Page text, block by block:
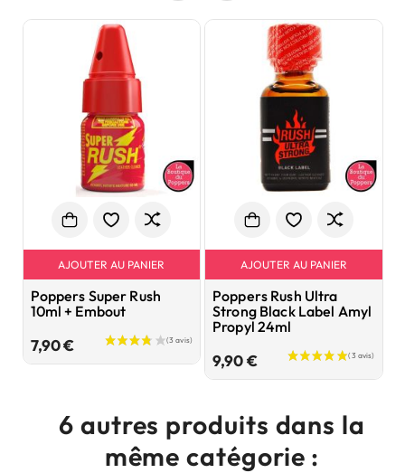
AJOUTER AU PANIER
Poppers Super Rush
10ml + Embout
7,90 €Prix
AJOUTER AU PANIER
Poppers Rush Ultra
Strong Black Label Amyl
Propyl 24ml
9,90 €Prix
6 autres produits dans la
même catégorie :